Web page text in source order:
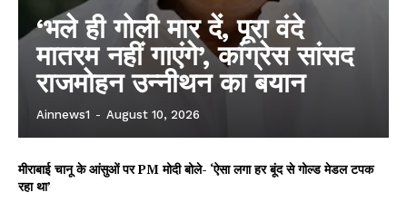
‘भले ही गोली मार दें, पूरा वंदे
मातरम नहीं गाएंगे’, कांग्रेस सांसद
राजमोहन उन्नीथन का बयान
Ainnews1 - August 10, 2026
मीराबाई चानू के आंसुओं पर PM मोदी बोले- ‘ऐसा लगा हर बूंद से गोल्ड मेडल टपक
रहा था’